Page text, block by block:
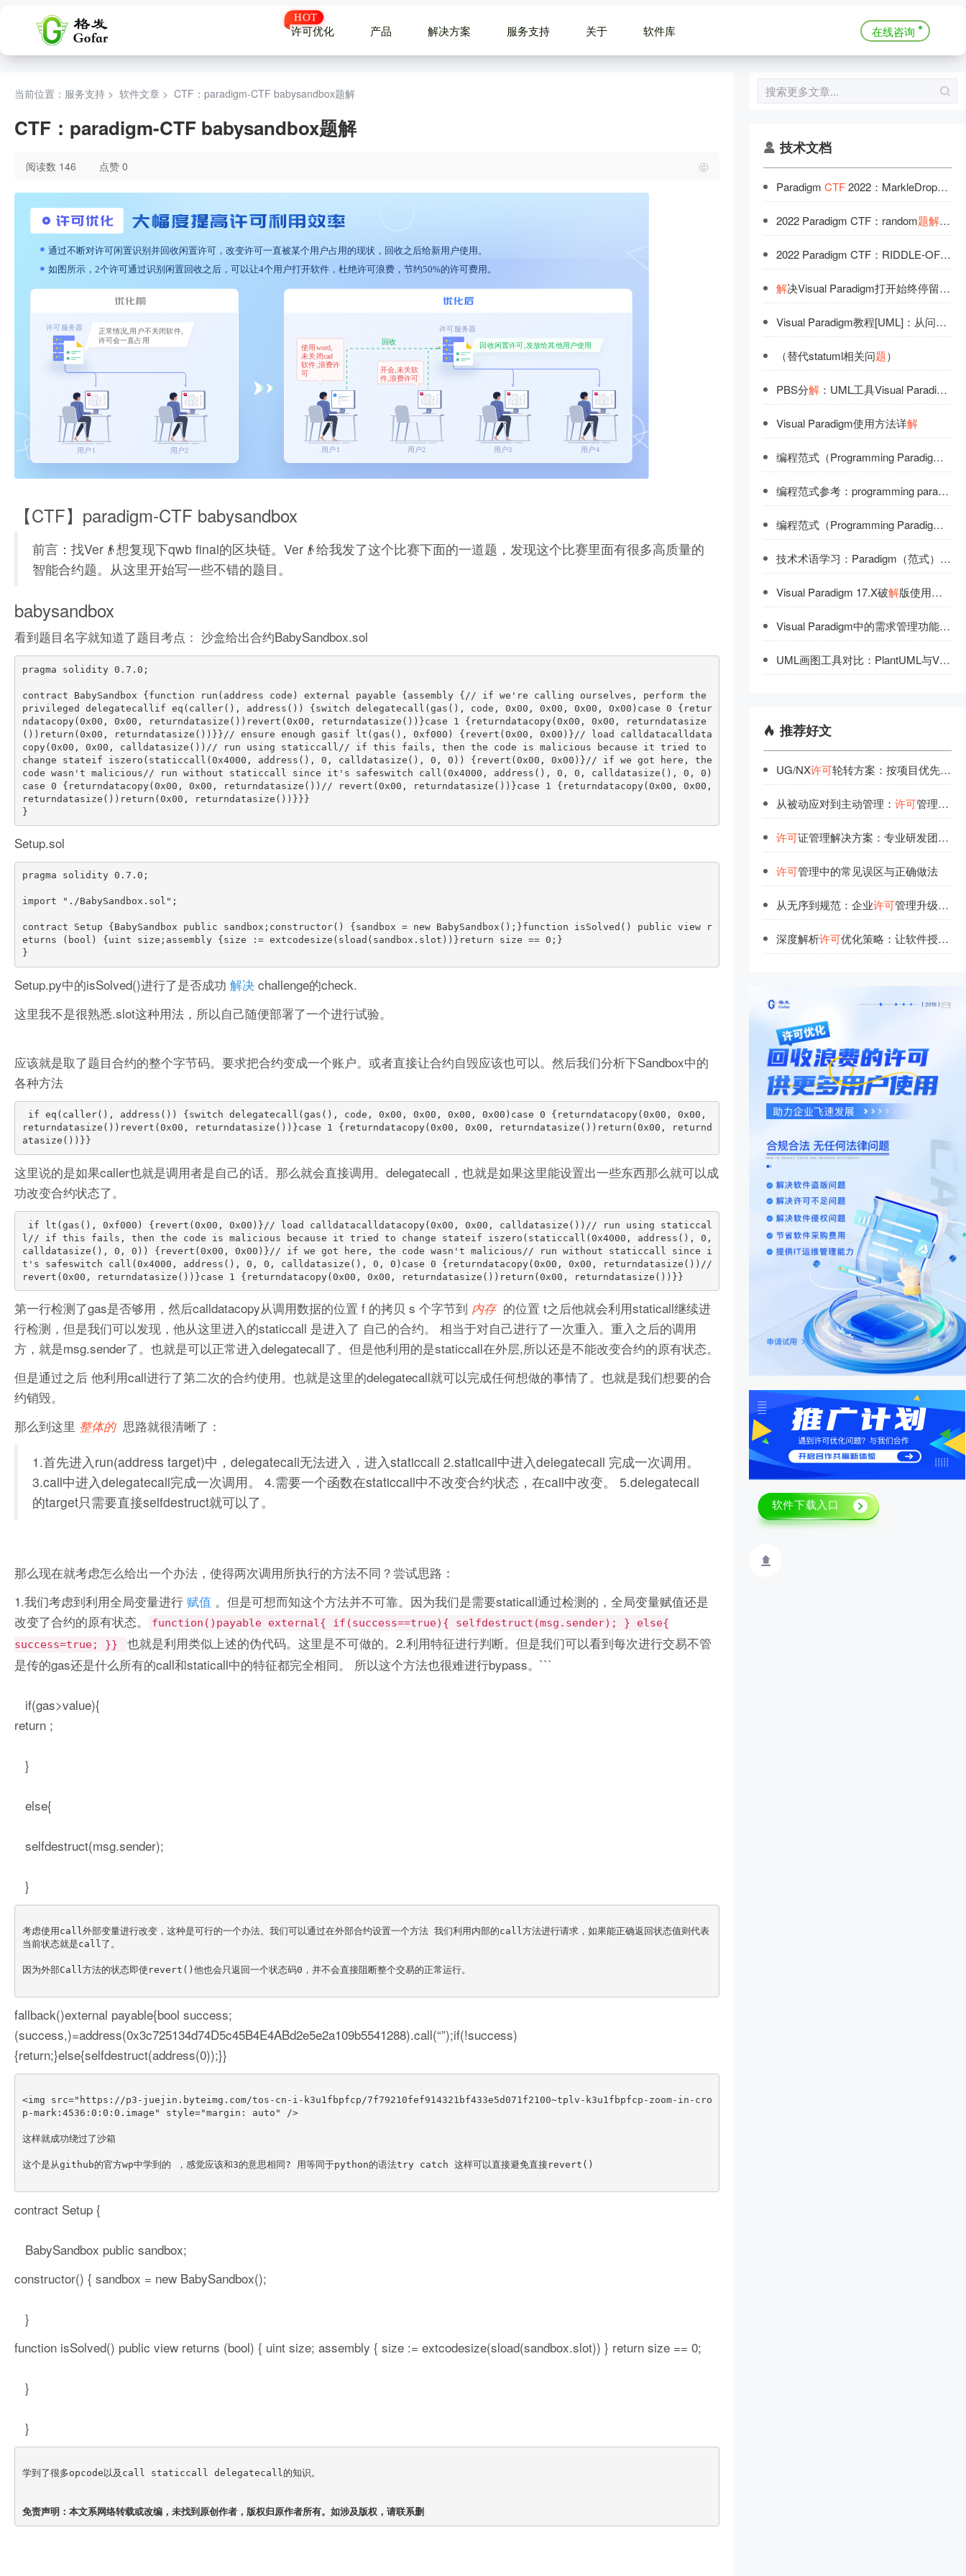
许可优化 产品 解决方案 服务支持 关于 软件库 在线咨询
当前位置：服务支持 > 软件文章 > CTF：paradigm-CTF babysandbox题解
CTF：paradigm-CTF babysandbox题解
阅读数 146 点赞 0
【CTF】paradigm-CTF babysandbox
前言：找Ver👴想复现下qwb final的区块链。Ver👴给我发了这个比赛下面的一道题，发现这个比赛里面有很多高质量的
智能合约题。从这里开始写一些不错的题目。
babysandbox
看到题目名字就知道了题目考点： 沙盒给出合约BabySandbox.sol
pragma solidity 0.7.0;
contract BabySandbox {function run(address code) external payable {assembly {// if we're calling ourselves, perform the
privileged delegatecallif eq(caller(), address()) {switch delegatecall(gas(), code, 0x00, 0x00, 0x00, 0x00)case 0 {retur
ndatacopy(0x00, 0x00, returndatasize())revert(0x00, returndatasize())}case 1 {returndatacopy(0x00, 0x00, returndatasize
())return(0x00, returndatasize())}}// ensure enough gasif lt(gas(), 0xf000) {revert(0x00, 0x00)}// load calldatacalldata
copy(0x00, 0x00, calldatasize())// run using staticcall// if this fails, then the code is malicious because it tried to
change stateif iszero(staticcall(0x4000, address(), 0, calldatasize(), 0, 0)) {revert(0x00, 0x00)}// if we got here, the
code wasn't malicious// run without staticcall since it's safeswitch call(0x4000, address(), 0, 0, calldatasize(), 0, 0)
case 0 {returndatacopy(0x00, 0x00, returndatasize())// revert(0x00, returndatasize())}case 1 {returndatacopy(0x00, 0x00,
returndatasize())return(0x00, returndatasize())}}}
Setup.sol
pragma solidity 0.7.0;
import "./BabySandbox.sol";
contract Setup {BabySandbox public sandbox;constructor() {sandbox = new BabySandbox();}function isSolved() public view r
eturns (bool) {uint size;assembly {size := extcodesize(sload(sandbox.slot))}return size == 0;}
Setup.py中的isSolved()进行了是否成功 解决 challenge的check.
这里我不是很熟悉.slot这种用法，所以自己随便部署了一个进行试验。
应该就是取了题目合约的整个字节码。要求把合约变成一个账户。或者直接让合约自毁应该也可以。然后我们分析下Sandbox中的
各种方法
returndatasize())revert(0x00, returndatasize())}case 1 {returndatacopy(0x00, 0x00, returndatasize())return(0x00, returnd
这里说的是如果caller也就是调用者是自己的话。那么就会直接调用。delegatecall，也就是如果这里能设置出一些东西那么就可以成
功改变合约状态了。
l// if this fails, then the code is malicious because it tried to change stateif iszero(staticcall(0x4000, address(), 0,
calldatasize(), 0, 0)) {revert(0x00, 0x00)}// if we got here, the code wasn't malicious// run without staticcall since i
t's safeswitch call(0x4000, address(), 0, 0, calldatasize(), 0, 0)case 0 {returndatacopy(0x00, 0x00, returndatasize())//
第一行检测了gas是否够用，然后calldatacopy从调用数据的位置 f 的拷贝 s 个字节到 内存 的位置 t之后他就会利用staticall继续进
行检测，但是我们可以发现，他从这里进入的staticcall 是进入了 自己的合约。 相当于对自己进行了一次重入。重入之后的调用
方，就是msg.sender了。也就是可以正常进入delegatecall了。但是他利用的是staticcall在外层,所以还是不能改变合约的原有状态。
但是通过之后 他利用call进行了第二次的合约使用。也就是这里的delegatecall就可以完成任何想做的事情了。也就是我们想要的合
约销毁。
那么到这里 整体的 思路就很清晰了：
1.首先进入run(address target)中，delegatecall无法进入，进入staticcall 2.staticall中进入delegatecall 完成一次调用。
3.call中进入delegatecall完成一次调用。 4.需要一个函数在staticcall中不改变合约状态，在call中改变。 5.delegatecall
的target只需要直接selfdestruct就可以了。
那么现在就考虑怎么给出一个办法，使得两次调用所执行的方法不同？尝试思路：
1.我们考虑到利用全局变量进行 赋值 。但是可想而知这个方法并不可靠。因为我们是需要staticall通过检测的，全局变量赋值还是
改变了合约的原有状态。
function()payable external{ if(success==true){ selfdestruct(msg.sender); } else{
success=true; }}
也就是利用类似上述的伪代码。这里是不可做的。2.利用特征进行判断。但是我们可以看到每次进行交易不管
是传的gas还是什么所有的call和staticall中的特征都完全相同。 所以这个方法也很难进行bypass。```
if(gas>value){
return ;
}
else{
selfdestruct(msg.sender);
}
考虑使用call外部变量进行改变，这种是可行的一个办法。我们可以通过在外部合约设置一个方法 我们利用内部的call方法进行请求，如果能正确返回状态值则代表
当前状态就是call了。
因为外部Call方法的状态即使revert()他也会只返回一个状态码0，并不会直接阻断整个交易的正常运行。
fallback()external payable{bool success;
(success,)=address(0x3c725134d74D5c45B4E4ABd2e5e2a109b5541288).call(“”);if(!success)
{return;}else{selfdestruct(address(0));}}
<img src="https://p3-juejin.byteimg.com/tos-cn-i-k3u1fbpfcp/7f79210fef914321bf433e5d071f2100~tplv-k3u1fbpfcp-zoom-in-cro
p-mark:4536:0:0:0.image" style="margin: auto" />
这样就成功绕过了沙箱
这个是从github的官方wp中学到的 ，感觉应该和3的意思相同? 用等同于python的语法try catch 这样可以直接避免直接revert()
contract Setup {
BabySandbox public sandbox;
constructor() { sandbox = new BabySandbox();
}
function isSolved() public view returns (bool) { uint size; assembly { size := extcodesize(sload(sandbox.slot)) } return size == 0;
}
}
学到了很多opcode以及call staticcall delegatecall的知识。
技术文档
Paradigm CTF2022：MarkleDrop题
2022 Paradigm CTF：random题解（
2022 Paradigm CTF：RIDDLE-OF-THE-SPHINX
解决Visual Paradigm打开始终停留在“Initializing Environment”的问
Visual Paradigm教程[UML]：从问
题
（替代statuml相关问题）
PBS分解：UML工具Visual Paradigm教程——如何使用产品分
Visual Paradigm使用方法详解
编程范式（Programming Paradigm）详
编程范式参考：programming paradigm详
编程范式（Programming Paradigm）全面
技术术语学习：Paradigm（范式）详
Visual Paradigm 17.X破解版使用说明
Visual Paradigm中的需求管理功能详
UML画图工具对比：PlantUML与Visual Paradigm详
推荐好文
UG/NX许可轮转方案：按项目优先级分配，空闲自动流转
从被动应对到主动管理： 许可管理的思维转变
许可证管理解决方案：专业研发团队的品质保证
许可管理中的常见误区与正确做法
从无序到规范：企业许可管理升级路线图
深度解析许可优化策略：让软件授权不再浪费